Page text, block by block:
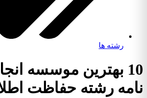
رشته ها
10 بهترین موسسه
نامه رشته حفاظت